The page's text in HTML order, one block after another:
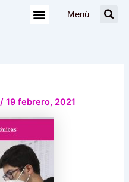
Menú
/19 febrero, 2021